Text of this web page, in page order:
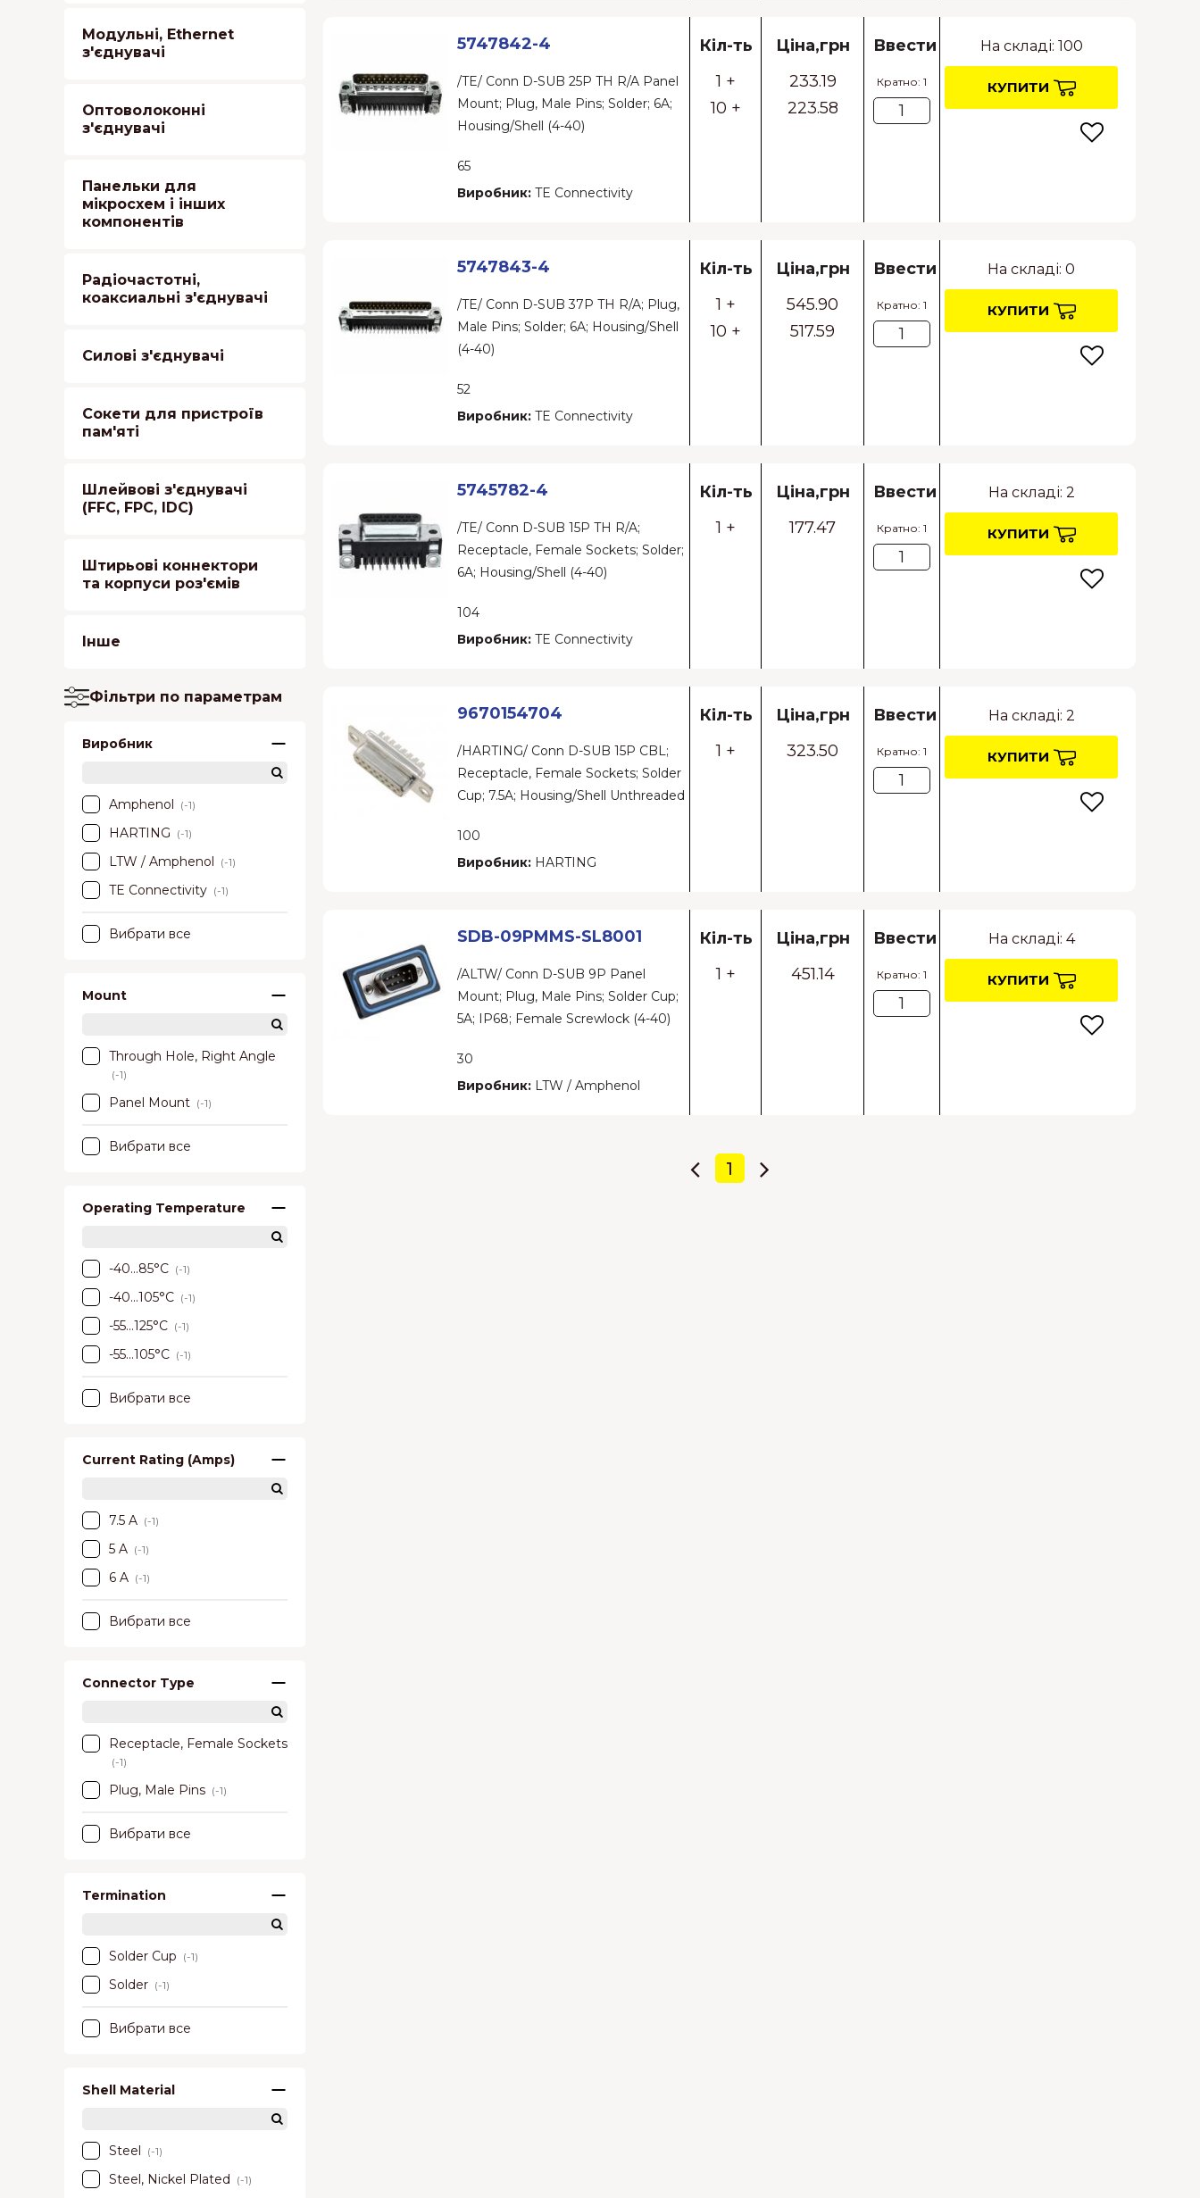
Модульні, Ethernet
з'єднувачі
Оптоволоконні
з'єднувачі
Панельки для
мікросхем і інших
компонентів
Радіочастотні,
коаксиальні з'єднувачі
Силові з'єднувачі
Сокети для пристроїв
пам'яті
Шлейвові з'єднувачі
(FFC, FPC, IDC)
Штирьові коннектори
та корпуси роз'ємів
Інше
Фільтри по параметрам
Виробник
Amphenol (-1)
HARTING (-1)
LTW / Amphenol (-1)
TE Connectivity (-1)
Вибрати все
Mount
Through Hole, Right Angle
(-1)
Panel Mount (-1)
Вибрати все
Operating Temperature
-40...85°C (-1)
-40...105°C (-1)
-55...125°C (-1)
-55...105°C (-1)
Вибрати все
Current Rating (Amps)
7.5 A (-1)
5 A (-1)
6 A (-1)
Вибрати все
Connector Type
Receptacle, Female Sockets
(-1)
Plug, Male Pins (-1)
Вибрати все
Termination
Solder Cup (-1)
Solder (-1)
Вибрати все
Shell Material
Steel (-1)
Steel, Nickel Plated (-1)
5747842-4
/TE/ Conn D-SUB 25P TH R/A Panel
Mount; Plug, Male Pins; Solder; 6A;
Housing/Shell (4-40)
65
Виробник: TE Connectivity
Кіл-ть
1 +
10 +
Ціна,грн
233.19
223.58
Ввести
Кратно: 1
На складі: 100
КУПИТИ
5747843-4
/TE/ Conn D-SUB 37P TH R/A; Plug,
Male Pins; Solder; 6A; Housing/Shell
(4-40)
52
Виробник: TE Connectivity
Кіл-ть
1 +
10 +
Ціна,грн
545.90
517.59
Ввести
Кратно: 1
На складі: 0
КУПИТИ
5745782-4
/TE/ Conn D-SUB 15P TH R/A;
Receptacle, Female Sockets; Solder;
6A; Housing/Shell (4-40)
104
Виробник: TE Connectivity
Кіл-ть
1 +
Ціна,грн
177.47
Ввести
Кратно: 1
На складі: 2
КУПИТИ
9670154704
/HARTING/ Conn D-SUB 15P CBL;
Receptacle, Female Sockets; Solder
Cup; 7.5A; Housing/Shell Unthreaded
100
Виробник: HARTING
Кіл-ть
1 +
Ціна,грн
323.50
Ввести
Кратно: 1
На складі: 2
КУПИТИ
SDB-09PMMS-SL8001
/ALTW/ Conn D-SUB 9P Panel
Mount; Plug, Male Pins; Solder Cup;
5A; IP68; Female Screwlock (4-40)
30
Виробник: LTW / Amphenol
Кіл-ть
1 +
Ціна,грн
451.14
Ввести
Кратно: 1
На складі: 4
КУПИТИ
1